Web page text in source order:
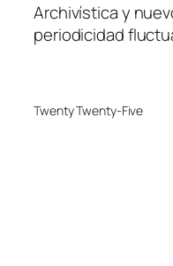
Archivística y
periodicidad
Twenty Twenty-Five